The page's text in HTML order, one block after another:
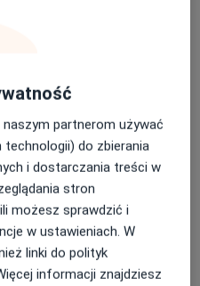
zdrowotnego przed
i zalecanych),
żywności i
podróżnej,
z podróży w przypadku
certyfikat w
(Certificate in Travel
przygotowanie do
partnerom używać
technologii) do zbierania
i dostarczania treści w
stron
możesz sprawdzić i
w ustawieniach. W
linki do polityk
informacji znajdziesz